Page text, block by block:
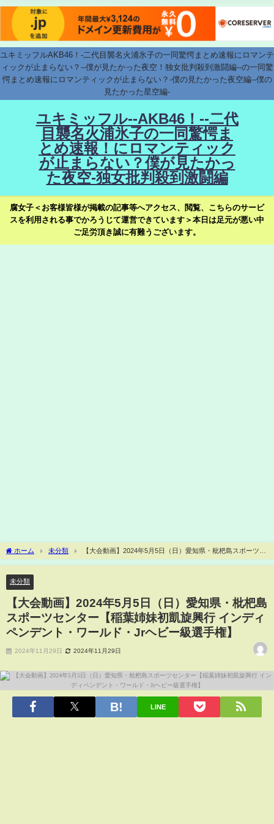
ユキミッフルAKB46！-二代目襲名火浦氷子の一同驚愕まとめ速報にロマンテ
ィックが止まらない？--僕が見たかった夜空！独女批判殺到激闘編--の一同驚
愕まとめ速報にロマンティックが止まらない？-僕の見たかった夜空編--僕の
見たかった星空編-
ユキミッフル--AKB46！--二代
目襲名火浦氷子の一同驚愕ま
とめ速報！にロマンティック
が止まらない？僕が見たかっ
た夜空-独女批判殺到激闘編
腐女子＜お客様皆様が掲載の記事等へアクセス、閲覧、こちらのサービ
スを利用される事でかろうじて運営できています＞本日は足元が悪い中
ご足労頂き誠に有難うございます。
ホーム 未分類
【大会動画】2024年5月5日（日）愛知県・枇杷島スポーツセ
ンター【稲葉姉妹初凱旋興行 インディペンデント・ワールド・Jrヘビー級選手権】
未分類
【大会動画】2024年5月5日（日）愛知県・枇杷島
スポーツセンター【稲葉姉妹初凱旋興行 インディ
ペンデント・ワールド・Jrヘビー級選手権】
2024年11月29日 2024年11月29日
LINE